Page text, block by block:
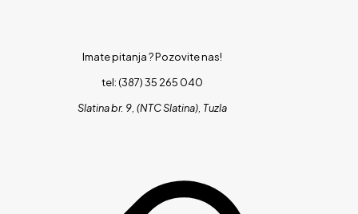
Imate pitanja ?Pozovite nas!
tel: (387) 35 265 040
Slatina br. 9, (NTC Slatina), Tuzla